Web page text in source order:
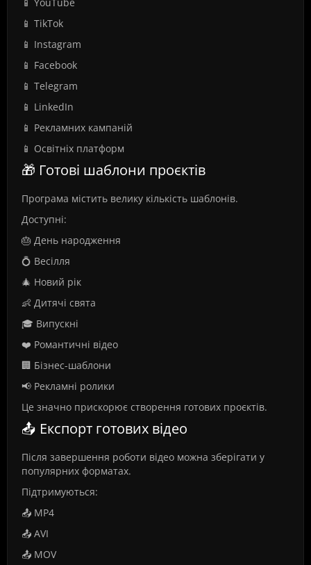
📱 TikTok
📱 Instagram
📱 Facebook
📱 Telegram
📱 LinkedIn
📱 Рекламних кампаній
📱 Освітніх платформ
🎁 Готові шаблони проєктів
Програма містить велику кількість шаблонів.
Доступні:
🎂 День народження
💍 Весілля
🎄 Новий рік
👶 Дитячі свята
🎓 Випускні
❤️ Романтичні відео
🏢 Бізнес-шаблони
📢 Рекламні ролики
Це значно прискорює створення готових проєктів.
📤 Експорт готових відео
Після завершення роботи відео можна зберігати у
популярних форматах.
Підтримуються:
📤 MP4
📤 AVI
📤 MOV